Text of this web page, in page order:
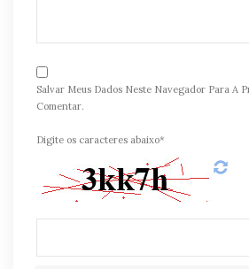
Salvar Meus Dados Neste Navegador Para A
Comentar.
Digite os caracteres abaixo*